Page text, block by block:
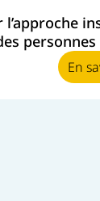
l’approche
En